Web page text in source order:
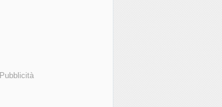
Pubblicità